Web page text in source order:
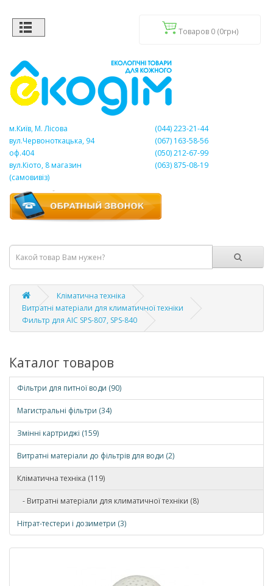
Товаров 0 (0грн)
м.Київ, М. Лісова
вул.Червоноткацька, 94
оф.404
вул.Кіото, 8 магазин
(самовивіз)
(044) 223-21-44
(067) 163-58-56
(050) 212-67-99
(063) 875-08-19
Кліматична техніка
Витратні матеріали для климатичної техніки
Фильтр для AIC SPS-807, SPS-840
Каталог товаров
Фільтри для питної води (90)
Магистральні фільтри (34)
Змінні картриджі (159)
Витратні матеріали до фільтрів для води (2)
Кліматична техніка (119)
- Витратні матеріали для климатичної техніки (8)
Нітрат-тестери і дозиметри (3)